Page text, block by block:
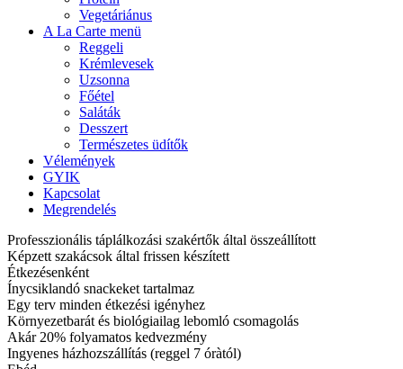
Vegetáriánus
A La Carte menü
Reggeli
Krémlevesek
Uzsonna
Főétel
Saláták
Desszert
Természetes üdítők
Vélemények
GYIK
Kapcsolat
Megrendelés
Professzionális táplálkozási szakértők által összeállított
Képzett szakácsok által frissen készített
Étkezésenként
Ínycsiklandó snackeket tartalmaz
Egy terv minden étkezési igényhez
Környezetbarát és biológiailag lebomló csomagolás
Akár 20% folyamatos kedvezmény
Ingyenes házhozszállítás (reggel 7 óràtól)